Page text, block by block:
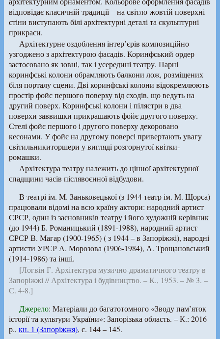
відповідає класичній традиції – на світло-жовтій поверхні
стіни виступають білі архітектурні деталі та скульптурні
прикраси.
Архітектурне оздоблення інтер’єрів композиційно
узгоджено з архітектурою фасадів. Коринфський ордер
застосовано як зовні, так і усередині театру. Парні
коринфські колони обрамляють балкони лож, розміщених
біля порталу сцени. Дві коринфські колони відокремлюють
простір фойє першого поверху від сходів, що ведуть на
другий поверх. Коринфські колони і пілястри в два
поверхи заввишки прикрашають фойє другого поверху.
Стелі фойє першого і другого поверху декоровано
кесонами. У фойє на другому поверсі привертають увагу
світильникиторшери у вигляді розгорнутої квітки-
ромашки.
Архітектура театру належить до цінної архітектурної
спадщини часів післявоєнної відбудови.
В театрі ім. М. Заньковецької (з 1944 театр ім. М. Щорса)
працювали відомі на всю країну актори: народний артист
СРСР, один із засновників театру і його художній керівник
(до 1944) Б. Романицький (1891-1988), народний артист
СРСР В. Магар (1900-1965) ( з 1944 – в Запоріжжі), народні
артисти УРСР А. Морозова (1906-1984), А. Трощановський
(1914-1986) та інші.
[Логвін Г. Архітектура музично-драматичного театру в
Запоріжжі // Архітектура і будівництво. – К., 1953. – № 3. –
С. 4-8.]
Джерело: Матеріали до багатотомного «Зводу пам’яток
історії та культури України»: Запорізька область. – К.: 2016
р., кн. 1 (Запоріжжя), с. 144 – 145.